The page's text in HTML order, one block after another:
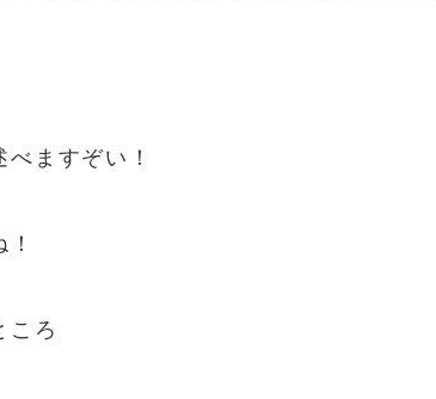
ますぞい！
ころ